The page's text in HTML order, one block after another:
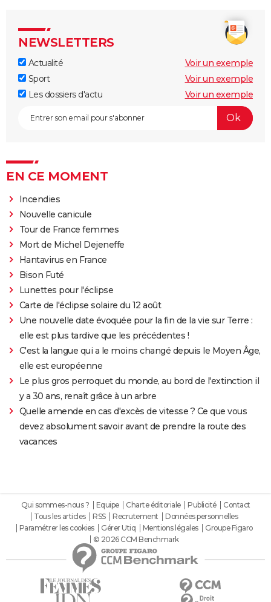
NEWSLETTERS
Actualité
Voir un exemple
Sport
Voir un exemple
Les dossiers d'actu
Voir un exemple
EN CE MOMENT
Incendies
Nouvelle canicule
Tour de France femmes
Mort de Michel Dejeneffe
Hantavirus en France
Bison Futé
Lunettes pour l'éclipse
Carte de l'éclipse solaire du 12 août
Une nouvelle date évoquée pour la fin de la vie sur Terre :
elle est plus tardive que les précédentes !
C'est la langue qui a le moins changé depuis le Moyen Âge,
elle est européenne
Le plus gros perroquet du monde, au bord de l'extinction il
y a 30 ans, renaît grâce à un arbre
Quelle amende en cas d'excès de vitesse ? Ce que vous
devez absolument savoir avant de prendre la route des
vacances
Qui sommes-nous ? Equipe Charte éditoriale Publicité
Contact
Tous les articles
RSS Recrutement
Données personnelles
Paramétrer les cookies
Gérer Utiq Mentions légales
Groupe Figaro
© 2026 CCM Benchmark